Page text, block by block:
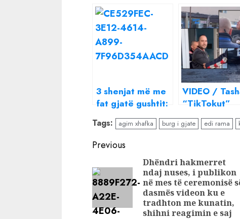
3 shenjat më me
fat gjatë gushtit:
Çfarë ju pret?
VIDEO /
“TikTokut”
shpërthen
shoqërimit
heroinë!
Tags: agim xhafka burg i gjate edi rama
Continue
Reading
Previous
Dhëndri hakmerret
ndaj nuses, i publikon
në mes të ceremonisë
dasmës videon ku e
tradhton me kunatin,
shihni reagimin e saj